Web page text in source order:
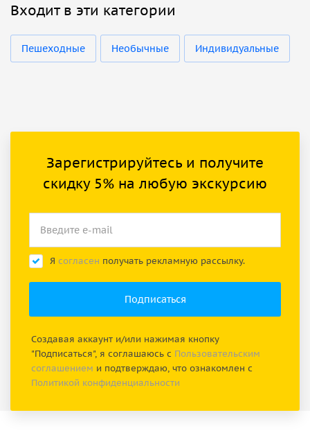
Входит в эти категории
Пешеходные Необычные Индивидуальные
Зарегистрируйтесь и получите
скидку 5% на любую экскурсию
Я согласен получать рекламную рассылку.
Создавая аккаунт и/или нажимая кнопку
"Подписаться", я соглашаюсь с Пользовательским
соглашением и подтверждаю, что ознакомлен с
Политикой конфиденциальности